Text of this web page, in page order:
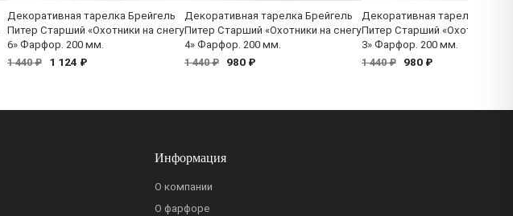
Декоративная тарелка Брейгель
Питер Старший «Охотники на снегу
6» Фарфор. 200 мм.
1 440 ₽
1 124 ₽
Декоративная тарелка Брейгель
Питер Старший «Охотники на снегу
4» Фарфор. 200 мм.
1 440 ₽
980 ₽
Декоративная тарелка
Питер Старший «Охотники на
3» Фарфор. 200 мм.
1 440 ₽
980 ₽
Информация
О компании
О фарфоре